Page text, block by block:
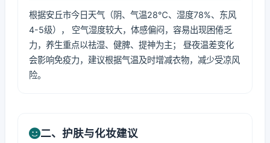
根据安丘市今日天气（阴、气温28℃、湿度78%、东风
4-5级）， 空气湿度较大，体感偏闷，容易出现困倦乏
力，养生重点以祛湿、健脾、提神为主； 昼夜温差变化
会影响免疫力，建议根据气温及时增减衣物，减少受凉风
险。
二、护肤与化妆建议